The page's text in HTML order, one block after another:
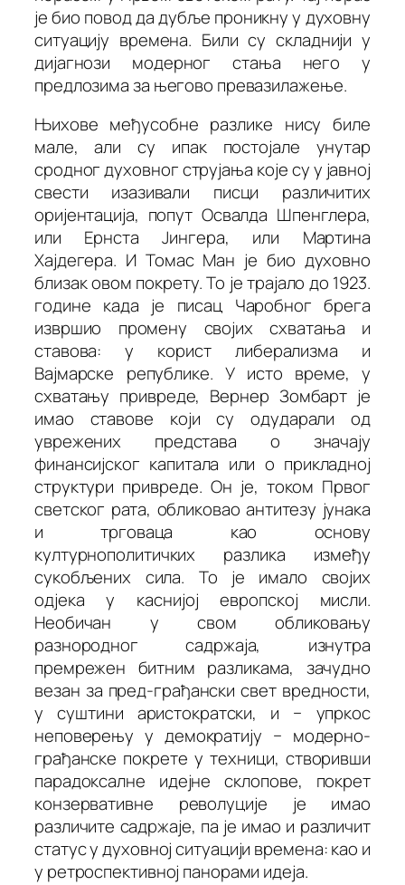
је био повод да дубље проникну у духовну
ситуацију времена. Били су складнији у
дијагнози модерног стања него у
предлозима за његово превазилажење.
Њихове међусобне разлике нису биле
мале, али су ипак постојале унутар
сродног духовног струјања које су у јавној
свести изазивали писци различитих
оријентација, попут Освалда Шпенглера,
или Ернста Јингера, или Мартина
Хајдегера. И Томас Ман је био духовно
близак овом покрету. То је трајало до 1923.
године када је писац Чаробног брега
извршио промену својих схватања и
ставова: у корист либерализма и
Вајмарске републике. У исто време, у
схватању привреде, Вернер Зомбарт је
имао ставове који су одударали од
уврежених представа о значају
финансијског капитала или о прикладној
структури привреде. Он је, током Првог
светског рата, обликовао антитезу јунака
и трговаца као основу
културнополитичких разлика између
сукобљених сила. То је имало својих
одјека у каснијој европској мисли.
Необичан у свом обликовању
разнородног садржаја, изнутра
премрежен битним разликама, зачудно
везан за пред-грађански свет вредности,
у суштини аристократски, и − упркос
неповерењу у демократију − модерно-
грађанске покрете у техници, створивши
парадоксалне идејне склопове, покрет
конзервативне револуције је имао
различите садржаје, па је имао и различит
статус у духовној ситуацији времена: као и
у ретроспективној панорами идеја.